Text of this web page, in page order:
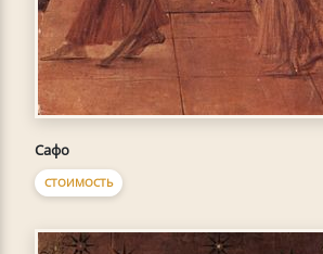
Сафо
СТОИМОСТЬ